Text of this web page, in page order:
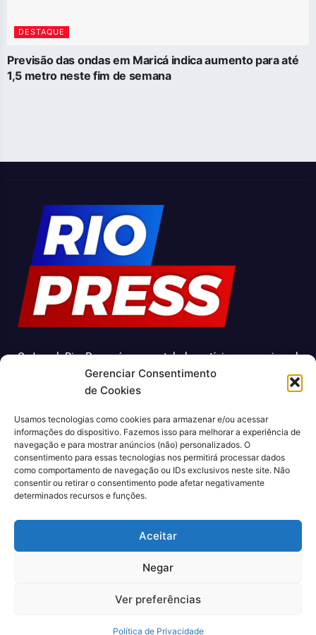
Gerenciar Consentimento
de Cookies
Usamos tecnologias como cookies para armazenar e/ou acessar
informações do dispositivo. Fazemos isso para melhorar a experiência de
navegação e para mostrar anúncios (não) personalizados. O
consentimento para essas tecnologias nos permitirá processar dados
como comportamento de navegação ou IDs exclusivos neste site. Não
consentir ou retirar o consentimento pode afetar negativamente
determinados recursos e funções.
Aceitar
Negar
Ver preferências
Política de Privacidade
DESTAQUE
Previsão das ondas em Maricá indica aumento para até
1,5 metro neste fim de semana
O Jornal Rio Press é um portal de notícias e um jornal
impresso que cobre diversas notícias sobre a cidade do
Rio de Janeiro. Com uma abordagem abrangente e
sobre política, economia, cultura, entre outros temas
relevantes para a população carioca. Além disso, o Jornal
Rio Press oferece conteúdo exclusivo em sua versão
online, trazendo ainda mais facilidade e comodidade para
seus leitores.
CNPJ: 43.699.442/0001-80
© 2022, Agência Padan.Todos os direitos reservados